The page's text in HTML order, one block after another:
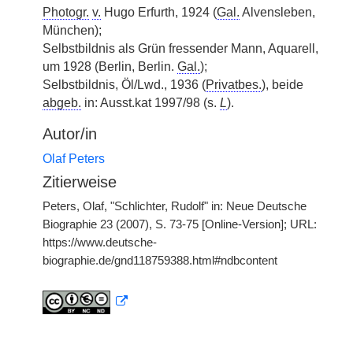
Photogr. v. Hugo Erfurth, 1924 (Gal. Alvensleben,
München);
Selbstbildnis als Grün fressender Mann, Aquarell,
um 1928 (Berlin, Berlin. Gal.);
Selbstbildnis, Öl/Lwd., 1936 (Privatbes.), beide
abgeb. in: Ausst.kat 1997/98 (s. L).
Autor/in
Olaf Peters
Zitierweise
Peters, Olaf, "Schlichter, Rudolf" in: Neue Deutsche
Biographie 23 (2007), S. 73-75 [Online-Version]; URL:
https://www.deutsche-
biographie.de/gnd118759388.html#ndbcontent